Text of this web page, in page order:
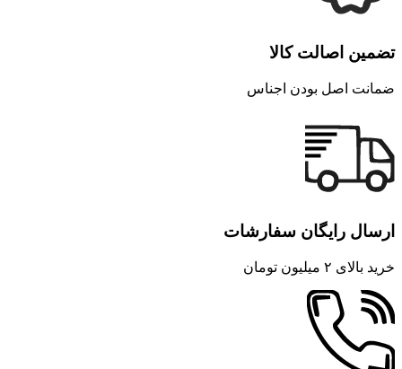
تضمین اصالت کالا
ضمانت اصل بودن اجناس
ارسال رایگان سفارشات
خرید بالای ۲ میلیون تومان